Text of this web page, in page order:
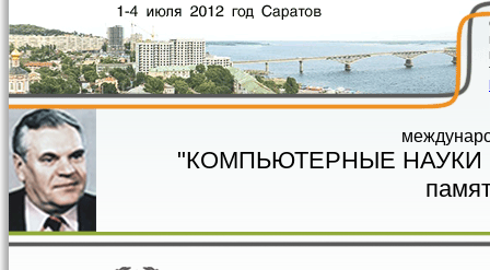
Перейти к основному содержанию
"КОМПЬЮТЕРНЫЕ